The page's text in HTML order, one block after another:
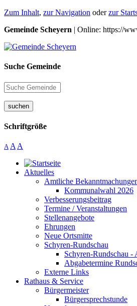
Zum Inhalt, zur Navigation oderzur
Gemeinde Scheyern | Online: https://
Suche Gemeinde
suchen
Schriftgröße
A A A
Aktuelles
Amtliche
Kommunalwahl 2026
Verbesserungsbeitrag
Termine / Veranstaltungen
Stellenangebote
Ehrungen
Neue Ortsmitte
Schyren-Rundschau
Schyren-Rundschau -
Abgabetermine
Externe Links
Rathaus & Service
Bürgermeister
Bürgersprechstunde